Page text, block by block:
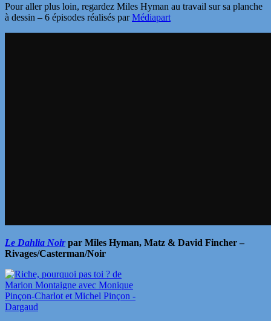
Pour aller plus loin, regardez Miles Hyman au travail sur sa planche
à dessin – 6 épisodes réalisés parMédiapart
Le Dahlia Noir par Miles Hyman, Matz & David Fincher –
Rivages/Casterman/Noir